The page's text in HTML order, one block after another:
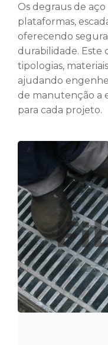
Os degraus de
plataformas,
oferecendo
durabilidade. Este
tipologias,
ajudando
de manutenção a
para cada projeto.